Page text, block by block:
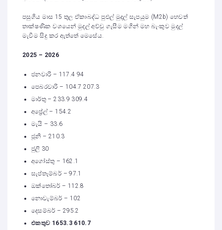
පසුගිය මාස 15 තුල ඒකාබද්ධ පුළුල් මුදල් සැපයුම (M2b) හෙවත්
තාක්ෂණික වශයෙන් මුදල් අච්චු ගැසීම මගින් මහ බැංකුව මුදල්
මැවීම සිදු කර ඇත්තේ මෙසේය.
2025 – 2026
ජනවාරි – 117.4 94
පෙබරවාරි – 104.7 207.3
මාර්තු – 233.9 309.4
අප්‍රේල් – 154.2
මැයි – 33.6
ජූනි – 210.3
ජුලි 30
අගෝස්තු – 162.1
සැප්තෑම්බර් – 97.1
ඔක්තෝබර් – 112.8
නොවැම්බර් – 102
දෙසම්බර් – 295.2
එකතුව 1653.3 610.7